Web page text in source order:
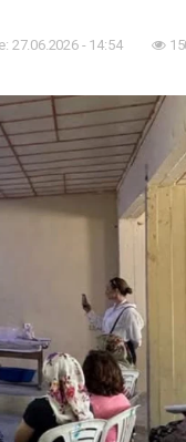
27.06.2026 - 14:54